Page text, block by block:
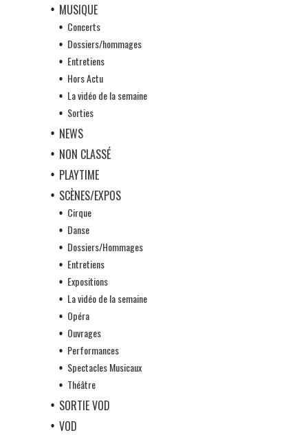
MUSIQUE
Concerts
Dossiers/hommages
Entretiens
Hors Actu
La vidéo de la semaine
Sorties
NEWS
NON CLASSÉ
PLAYTIME
SCÈNES/EXPOS
Cirque
Danse
Dossiers/Hommages
Entretiens
Expositions
La vidéo de la semaine
Opéra
Ouvrages
Performances
Spectacles Musicaux
Théâtre
SORTIE VOD
VOD